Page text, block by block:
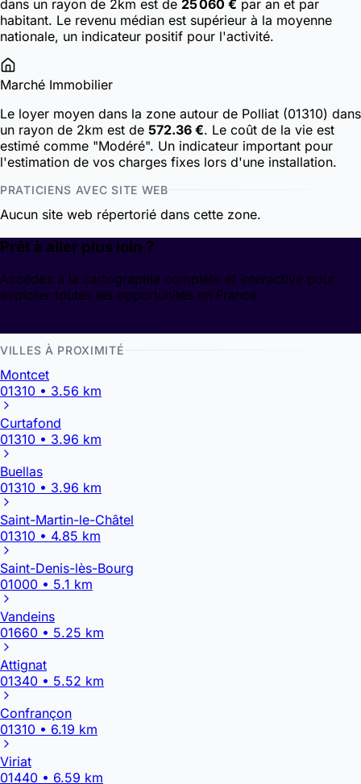
dans un rayon de 2km est de 25 060 € par an et par
habitant. Le revenu médian est supérieur à la moyenne
nationale, un indicateur positif pour l'activité.
Marché Immobilier
Le loyer moyen dans la zone autour de Polliat (01310) dans
un rayon de 2km est de 572.36 €. Le coût de la vie est
estimé comme "Modéré". Un indicateur important pour
l'estimation de vos charges fixes lors d'une installation.
PRATICIENS AVEC SITE WEB
Aucun site web répertorié dans cette zone.
Prêt à aller plus loin ?
Accédez à la cartographie complète et interactive pour
explorer toutes les opportunités en France.
VILLES À PROXIMITÉ
Montcet
01310 • 3.56 km
Curtafond
01310 • 3.96 km
Buellas
01310 • 3.96 km
Saint-Martin-le-Châtel
01310 • 4.85 km
Saint-Denis-lès-Bourg
01000 • 5.1 km
Vandeins
01660 • 5.25 km
Attignat
01340 • 5.52 km
Confrançon
01310 • 6.19 km
Viriat
01440 • 6.59 km